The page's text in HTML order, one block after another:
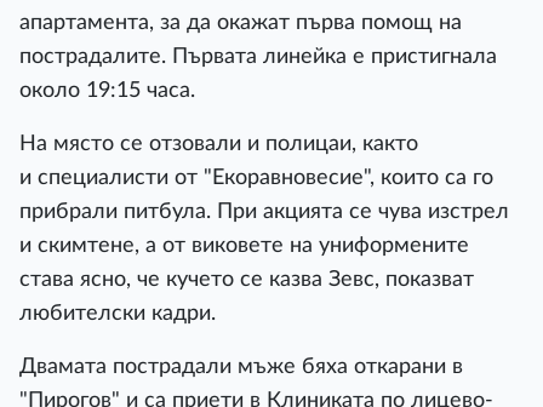
апартамента, за да окажат първа помощ на
пострадалите. Първата линейка е пристигнала
около 19:15 часа.
На място се отзовали и полицаи, както
и специалисти от "Екоравновесие", които са го
прибрали питбула. При акцията се чува изстрел
и скимтене, а от виковете на униформените
става ясно, че кучето се казва Зевс, показват
любителски кадри.
Двамата пострадали мъже бяха откарани в
"Пирогов" и са приети в Клиниката по лицево-